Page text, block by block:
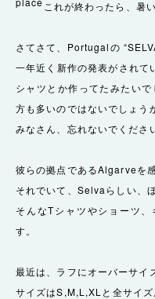
これが終わったら、暑
さてさて、Portugalの
一年近く新作の発表がされて
シャツとか作ってたみたい
方も多いのではないでしょう
みなさん、忘れないでくださ
彼らの拠点であるAlgarveを
それでいて、Selvaらしい、
そんなTシャツやショーツ
す。
最近は、ラフにオーバーサイ
サイズはS,M,L,XLと全サイズ